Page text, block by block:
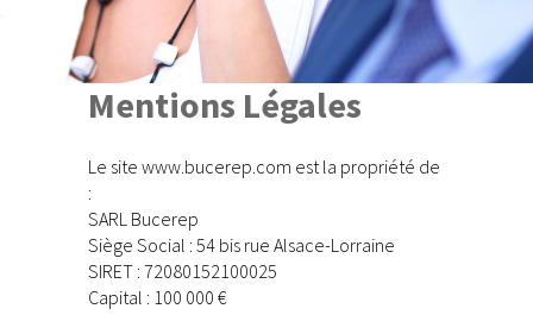
Mentions Légales
Le site www.bucerep.com est la propriété de
:
SARL Bucerep
Siège Social : 54 bis rue Alsace-Lorraine
SIRET : 72080152100025
Capital : 100 000 €